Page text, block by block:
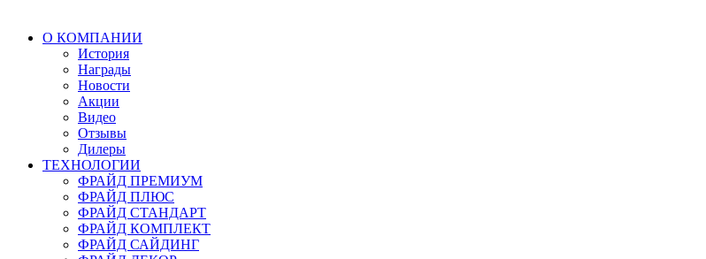
О КОМПАНИИ
История
Награды
Новости
Акции
Видео
Отзывы
Дилеры
ТЕХНОЛОГИИ
ФРАЙД ПРЕМИУМ
ФРАЙД ПЛЮС
ФРАЙД СТАНДАРТ
ФРАЙД КОМПЛЕКТ
ФРАЙД САЙДИНГ